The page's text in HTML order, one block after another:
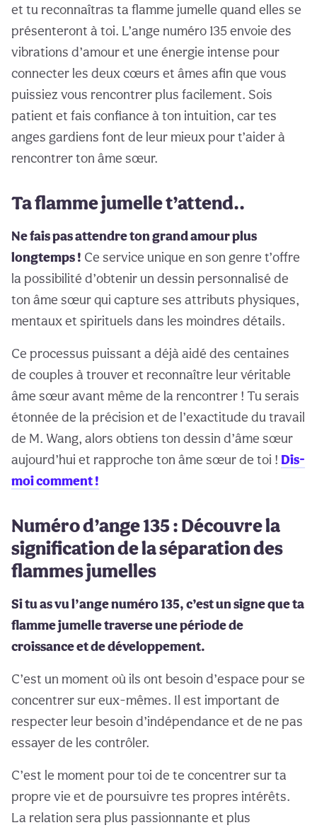
et tu reconnaîtras ta flamme jumelle quand elles se
présenteront à toi. L’ange numéro 135 envoie des
vibrations d’amour et une énergie intense pour
connecter les deux cœurs et âmes afin que vous
puissiez vous rencontrer plus facilement. Sois
patient et fais confiance à ton intuition, car tes
anges gardiens font de leur mieux pour t’aider à
rencontrer ton âme sœur.
Ta flamme jumelle t’attend..
Ne fais pas attendre ton grand amour plus
longtemps ! Ce service unique en son genre t’offre
la possibilité d’obtenir un dessin personnalisé de
ton âme sœur qui capture ses attributs physiques,
mentaux et spirituels dans les moindres détails.
Ce processus puissant a déjà aidé des centaines
de couples à trouver et reconnaître leur véritable
âme sœur avant même de la rencontrer ! Tu serais
étonnée de la précision et de l’exactitude du travail
de M. Wang, alors obtiens ton dessin d’âme sœur
aujourd’hui et rapproche ton âme sœur de toi ! Dis-
moi comment !
Numéro d’ange 135 : Découvre la
signification de la séparation des
flammes jumelles
Si tu as vu l’ange numéro 135, c’est un signe que ta
flamme jumelle traverse une période de
croissance et de développement.
C’est un moment où ils ont besoin d’espace pour se
concentrer sur eux-mêmes. Il est important de
respecter leur besoin d’indépendance et de ne pas
essayer de les contrôler.
C’est le moment pour toi de te concentrer sur ta
propre vie et de poursuivre tes propres intérêts.
La relation sera plus passionnante et plus